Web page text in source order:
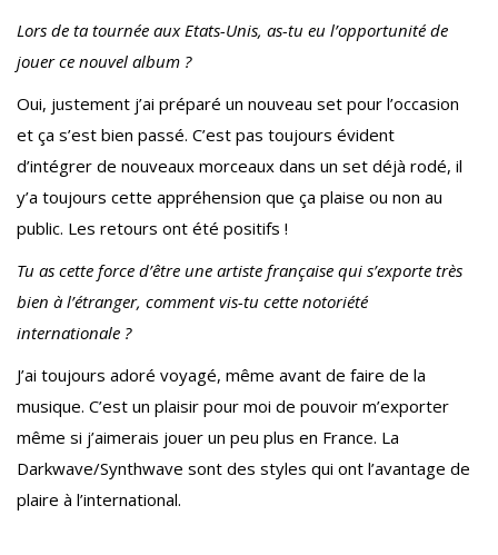
Lors de ta tournée aux Etats-Unis, as-tu eu l’opportunité de
jouer ce nouvel album ?
Oui, justement j’ai préparé un nouveau set pour l’occasion
et ça s’est bien passé. C’est pas toujours évident
d’intégrer de nouveaux morceaux dans un set déjà rodé, il
y’a toujours cette appréhension que ça plaise ou non au
public. Les retours ont été positifs !
Tu as cette force d’être une artiste française qui s’exporte très
bien à l’étranger, comment vis-tu cette notoriété
internationale ?
J’ai toujours adoré voyagé, même avant de faire de la
musique. C’est un plaisir pour moi de pouvoir m’exporter
même si j’aimerais jouer un peu plus en France. La
Darkwave/Synthwave sont des styles qui ont l’avantage de
plaire à l’international.